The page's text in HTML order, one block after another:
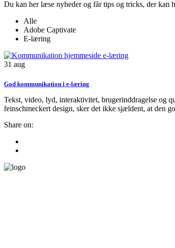
Du kan her læse nyheder og får tips og tricks, der
Alle
Adobe Captivate
E-læring
31 aug
God kommunikation i e-læring
Tekst, video, lyd, interaktivitet, brugerinddragelse og
feinschmeckert design, sker det ikke sjældent, at den
Share on: